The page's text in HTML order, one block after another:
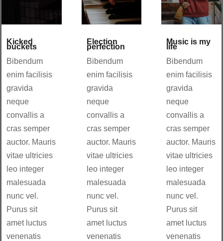
Kicked
buckets
Bibendum
enim facilisis
gravida
neque
convallis a
cras semper
auctor. Mauris
vitae ultricies
leo integer
malesuada
nunc vel.
Purus sit
amet luctus
venenatis
Election
perfection
Bibendum
enim facilisis
gravida
neque
convallis a
cras semper
auctor. Mauris
vitae ultricies
leo integer
malesuada
nunc vel.
Purus sit
amet luctus
venenatis
Music is my
life
Bibendum
enim facilisis
gravida
neque
convallis a
cras semper
auctor. Mauris
vitae ultricies
leo integer
malesuada
nunc vel.
Purus sit
amet luctus
venenatis